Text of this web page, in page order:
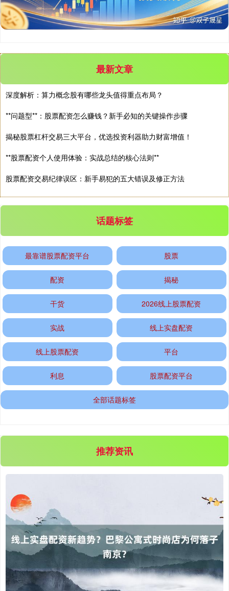
最新文章
深度解析：算力概念股有哪些龙头值得重点布局？
**问题型**：股票配资怎么赚钱？新手必知的关键操作步骤
揭秘股票杠杆交易三大平台，优选投资利器助力财富增值！
**股票配资个人使用体验：实战总结的核心法则**
股票配资交易纪律误区：新手易犯的五大错误及修正方法
话题标签
最靠谱股票配资平台 股票
配资 揭秘
干货 2026线上股票配资
实战 线上实盘配资
线上股票配资 平台
利息 股票配资平台
全部话题标签
推荐资讯